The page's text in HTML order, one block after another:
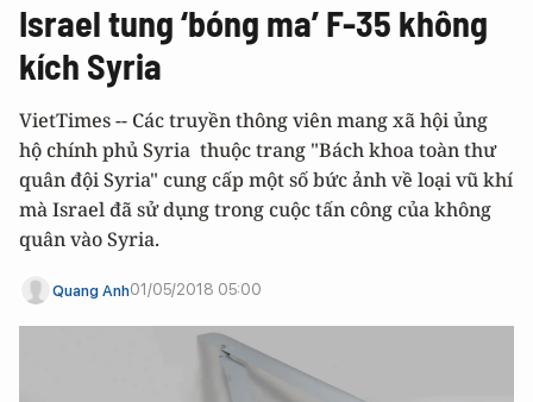
Israel tung ‘bóng ma’ F-35 không
kích Syria
VietTimes -- Các truyền thông viên mang xã hội ủng
hộ chính phủ Syria thuộc trang "Bách khoa toàn thư
quân đội Syria" cung cấp một số bức ảnh về loại vũ khí
mà Israel đã sử dụng trong cuộc tấn công của không
quân vào Syria.
Quang Anh01/05/2018 05:00